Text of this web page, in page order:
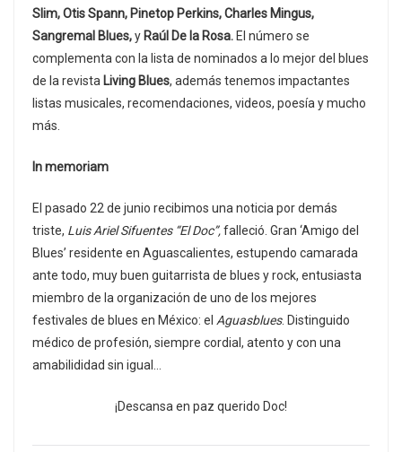
Slim,Otis Spann, Pinetop Perkins,Charles Mingus,
Sangremal Blues,y Raúl De la Rosa. El número se
complementa con la lista de nominados a lo mejor del blues
de la revista Living Blues, además tenemos impactantes
listas musicales, recomendaciones, videos, poesía y mucho
más.
In memoriam
El pasado 22 de junio recibimos una noticia por demás
triste, Luis Ariel Sifuentes “El Doc”,falleció. Gran ‘Amigo del
Blues’ residente en Aguascalientes, estupendo camarada
ante todo, muy buen guitarrista de blues y rock, entusiasta
miembro de la organización de uno de los mejores
festivales de blues en México: el Aguasblues. Distinguido
médico de profesión, siempre cordial, atento y con una
amabilididad sin igual…
¡Descansa en paz querido Doc!